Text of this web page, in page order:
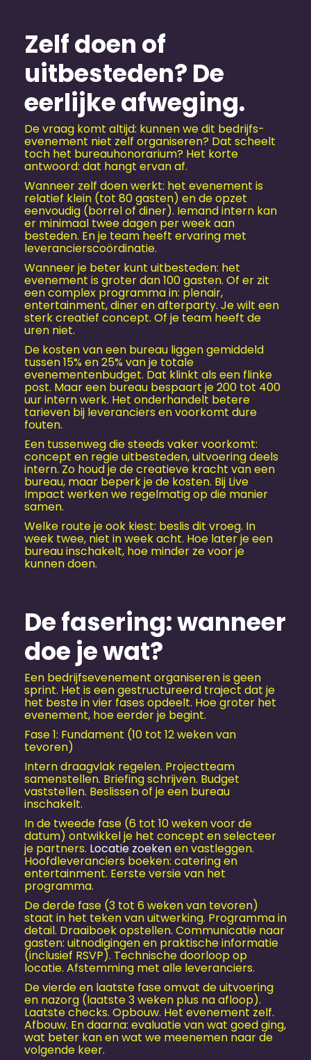
Zelf doen of
uitbesteden? De
eerlijke afweging.
De vraag komt altijd: kunnen we dit bedrijfs­
evenement niet zelf organiseren? Dat scheelt
toch het bureauhonorarium? Het korte
antwoord: dat hangt ervan af.
Wanneer zelf doen werkt: het evenement is
relatief klein (tot 80 gasten) en de opzet
eenvoudig (borrel of diner). Iemand intern kan
er minimaal twee dagen per week aan
besteden. En je team heeft ervaring met
leverancierscoördinatie.
Wanneer je beter kunt uitbesteden: het
evenement is groter dan 100 gasten. Of er zit
een complex programma in: plenair,
entertainment, diner en afterparty. Je wilt een
sterk creatief concept. Of je team heeft de
uren niet.
De kosten van een bureau liggen gemiddeld
tussen 15% en 25% van je totale
evenementenbudget. Dat klinkt als een flinke
post. Maar een bureau bespaart je 200 tot 400
uur intern werk. Het onderhandelt betere
tarieven bij leveranciers en voorkomt dure
fouten.
Een tussenweg die steeds vaker voorkomt:
concept en regie uitbesteden, uitvoering deels
intern. Zo houd je de creatieve kracht van een
bureau, maar beperk je de kosten. Bij Live
Impact werken we regelmatig op die manier
samen.
Welke route je ook kiest: beslis dit vroeg. In
week twee, niet in week acht. Hoe later je een
bureau inschakelt, hoe minder ze voor je
kunnen doen.
De fasering: wanneer
doe je wat?
Een bedrijfs­evenement organiseren is geen
sprint. Het is een gestructureerd traject dat je
het beste in vier fases opdeelt. Hoe groter het
evenement, hoe eerder je begint.
Fase 1: Fundament (10 tot 12 weken van
tevoren)
Intern draagvlak regelen. Projectteam
samenstellen. Briefing schrijven. Budget
vaststellen. Beslissen of je een bureau
inschakelt.
In de tweede fase (6 tot 10 weken voor de
datum) ontwikkel je het concept en selecteer
je partners. Locatie zoekenen vastleggen.
Hoofdleveranciers boeken: catering en
entertainment. Eerste versie van het
programma.
De derde fase (3 tot 6 weken van tevoren)
staat in het teken van uitwerking. Programma in
detail. Draaiboek opstellen. Communicatie naar
gasten: uitnodigingen en praktische informatie
(inclusief RSVP). Technische doorloop op
locatie. Afstemming met alle leveranciers.
De vierde en laatste fase omvat de uitvoering
en nazorg (laatste 3 weken plus na afloop).
Laatste checks. Opbouw. Het evenement zelf.
Afbouw. En daarna: evaluatie van wat goed ging,
wat beter kan en wat we meenemen naar de
volgende keer.